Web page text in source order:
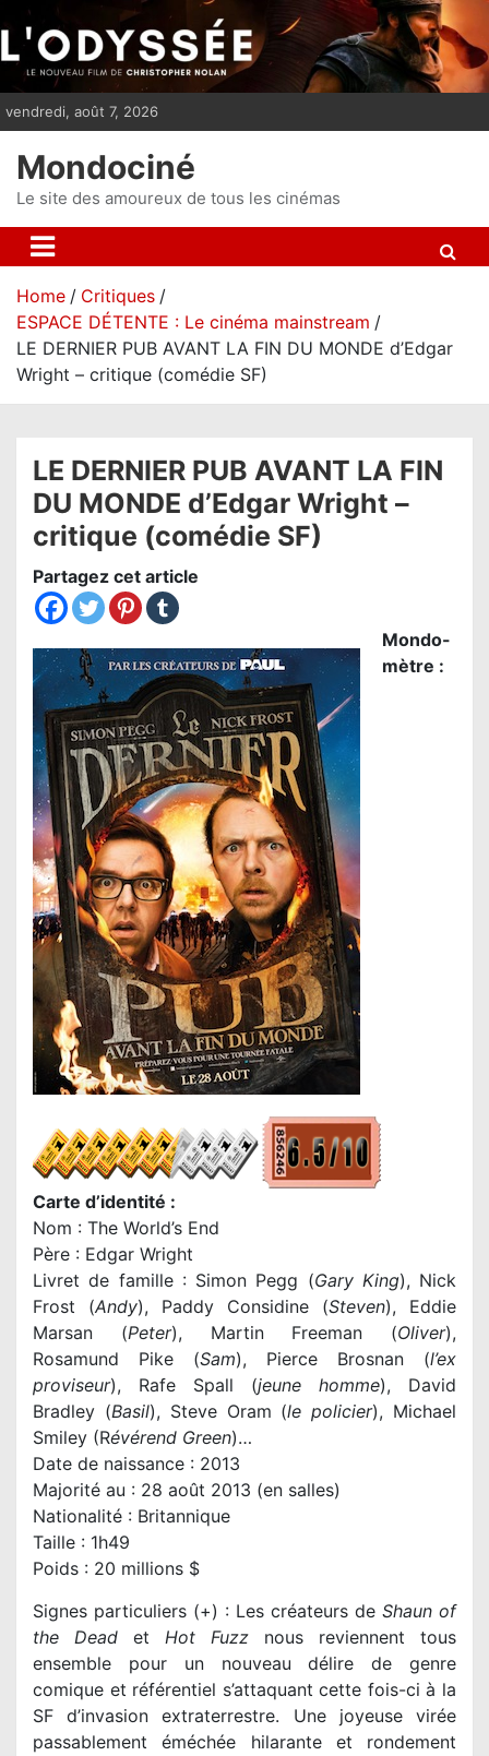
i
p
n
vendredi, août 7, 2026
Mondociné
Le site des amoureux de tous les cinémas
Home
Critiques
ESPACE DÉTENTE : Le cinéma mainstream
LE DERNIER PUB AVANT LA FIN DU MONDE d’Edgar
Wright – critique (comédie SF)
LE DERNIER PUB AVANT LA FIN
DU MONDE d’Edgar Wright –
critique (comédie SF)
Partagez cet article
Mondo-
mètre :
Carte d’identité :
Nom : The World’s End
Père : Edgar Wright
Livret de famille : Simon Pegg (Gary King), Nick
Frost (Andy), Paddy Considine (Steven), Eddie
Marsan (Peter), Martin Freeman (Oliver),
Rosamund Pike (Sam), Pierce Brosnan (l’ex
proviseur), Rafe Spall (jeune homme), David
Bradley (Basil), Steve Oram (le policier), Michael
Smiley (Révérend Green)…
Date de naissance : 2013
Majorité au : 28 août 2013 (en salles)
Nationalité : Britannique
Taille : 1h49
Poids : 20 millions $
Signes particuliers (+) : Les créateurs de Shaun of
the Dead et Hot Fuzz nous reviennent tous
ensemble pour un nouveau délire de genre
comique et référentiel s’attaquant cette fois-ci à la
SF d’invasion extraterrestre. Une joyeuse virée
passablement éméchée hilarante et rondement